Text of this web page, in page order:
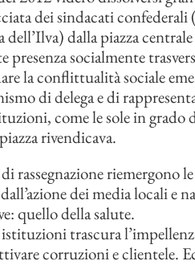
dei sindacati confederali
dalla piazza
presenza socialmente
la conflittualità sociale
di delega e di
come le sole in grado
rivendicava.
rassegnazione riemergono
dei media locali e
quello della salute.
trascura
corruzioni e clientele.